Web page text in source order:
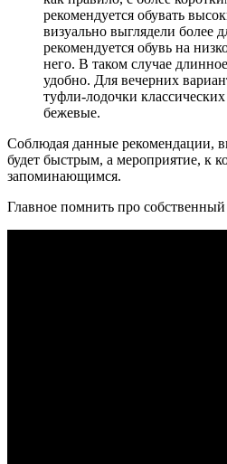
рекомендуется обувать
визуально выглядели
рекомендуется обувь на
него. В таком случае
удобно. Для вечерних
туфли-лодочки
бежевые.
Соблюдая данные рекомендации,
будет быстрым, а мероприятие, к
запоминающимся.
Главное помнить про